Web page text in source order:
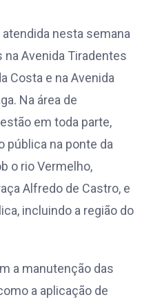
nesta semana
Avenida Tiradentes
Costa e na Avenida
Na área de
em toda parte,
pública na ponte da
o rio Vermelho,
Alfredo de Castro, e
incluindo a região do
a manutenção das
a aplicação de